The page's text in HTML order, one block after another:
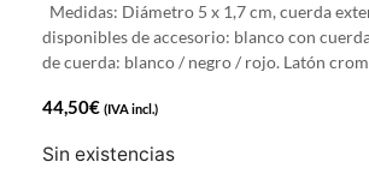
Medidas: Diámetro 5 x 1,7 cm, cuerda
disponibles de accesorio: blanco con
de cuerda: blanco / negro / rojo. Latón
44,50€ (IVA incl.)
Sin existencias